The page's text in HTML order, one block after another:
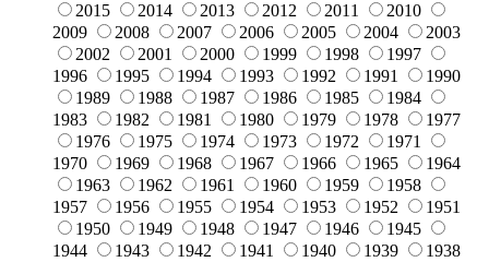
2015
2014 2013 2012 2011
2010
2009
2008 2007 2006 2005 2004
2003
2002
2001 2000 1999 1998
1997
1996
1995 1994 1993 1992 1991
1990
1989
1988 1987 1986 1985
1984
1983
1982 1981 1980 1979 1978
1977
1976
1975 1974 1973 1972
1971
1970
1969 1968 1967 1966 1965
1964
1963
1962 1961 1960 1959
1958
1957
1956 1955 1954 1953 1952
1951
1950
1949 1948 1947 1946
1945
1944
1943 1942 1941 1940 1939
1938